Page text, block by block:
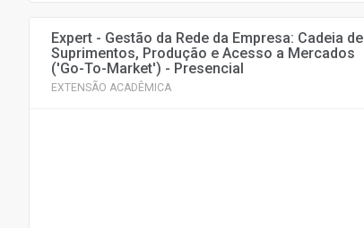
Expert - Gestão da Rede da Empresa: Cadeia de
Suprimentos, Produção e Acesso a Mercados
('Go-To-Market') - Presencial
EXTENSÃO ACADÊMICA